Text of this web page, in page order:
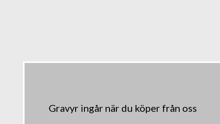
Gravyr ingår när du köper från oss